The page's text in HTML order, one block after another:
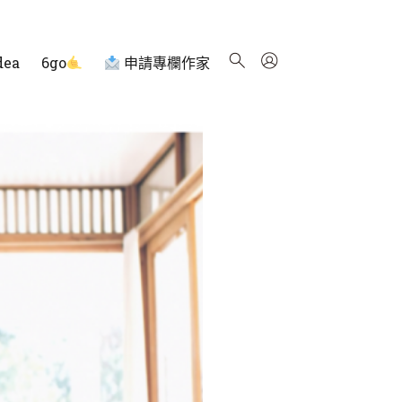
6go 申請專欄作家